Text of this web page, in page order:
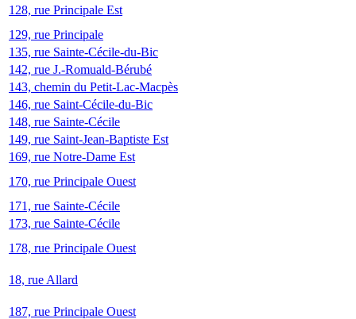
128, rue Principale Est
129, rue Principale
135, rue Sainte-Cécile-du-Bic
142, rue J.-Romuald-Bérubé
143, chemin du Petit-Lac-Macpès
146, rue Saint-Cécile-du-Bic
148, rue Sainte-Cécile
149, rue Saint-Jean-Baptiste Est
169, rue Notre-Dame Est
170, rue Principale Ouest
171, rue Sainte-Cécile
173, rue Sainte-Cécile
178, rue Principale Ouest
18, rue Allard
187, rue Principale Ouest